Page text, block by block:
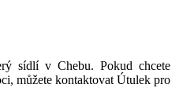
sídlí v Chebu. Pokud chcete
můžete kontaktovat Útulek pro